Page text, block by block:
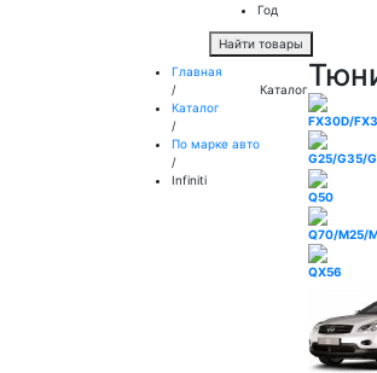
Год
Найти товары
Главная
/
Каталог
/
По марке авто
/
Infiniti
Каталог
FX30D/
G25/G35/
Q50
Q70/M25/
QX56